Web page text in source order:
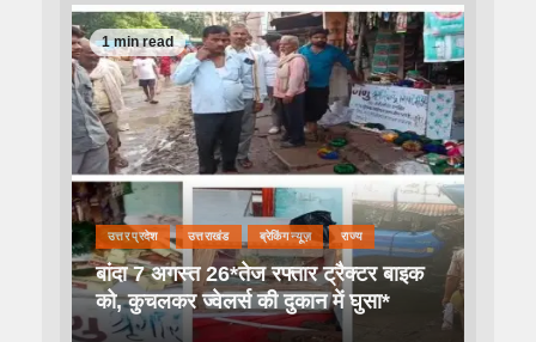
1 min read
उत्तर प्रदेश उत्तराखंड ब्रेकिंग न्यूज़ राज्य
बांदा 7 अगस्त 26*तेज रफ्तार ट्रैक्टर बाइक
को, कुचलकर ज्वेलर्स की दुकान में घुसा*